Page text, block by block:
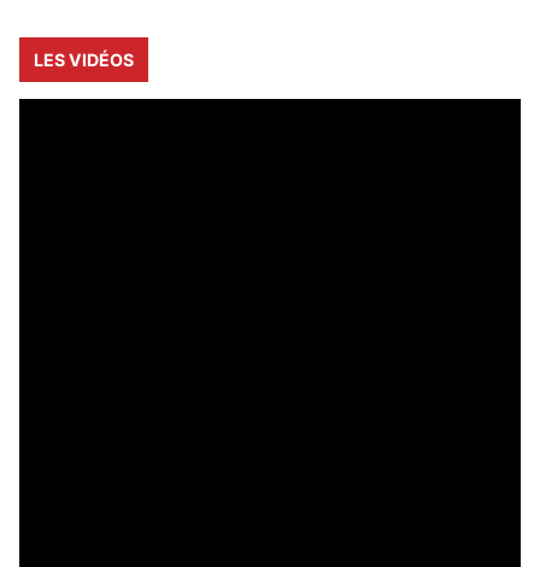
LES VIDÉOS